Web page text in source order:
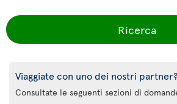
Ricerca
Viaggiate con uno dei nostri partner?
Consultate le seguenti sezioni di